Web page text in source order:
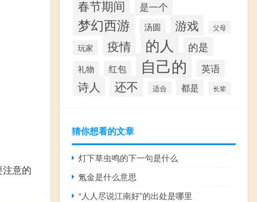
意的
春节期间 是一个
梦幻西游 汤圆 游戏 父母
玩家 疫情 的人 的是
礼物 红包 自己的 英语
诗人 还不 适合 都是 长辈
猜你想看的文章
灯下草虫鸣的下一句是什么
氪金是什么意思
“人人尽说江南好”的出处是哪里